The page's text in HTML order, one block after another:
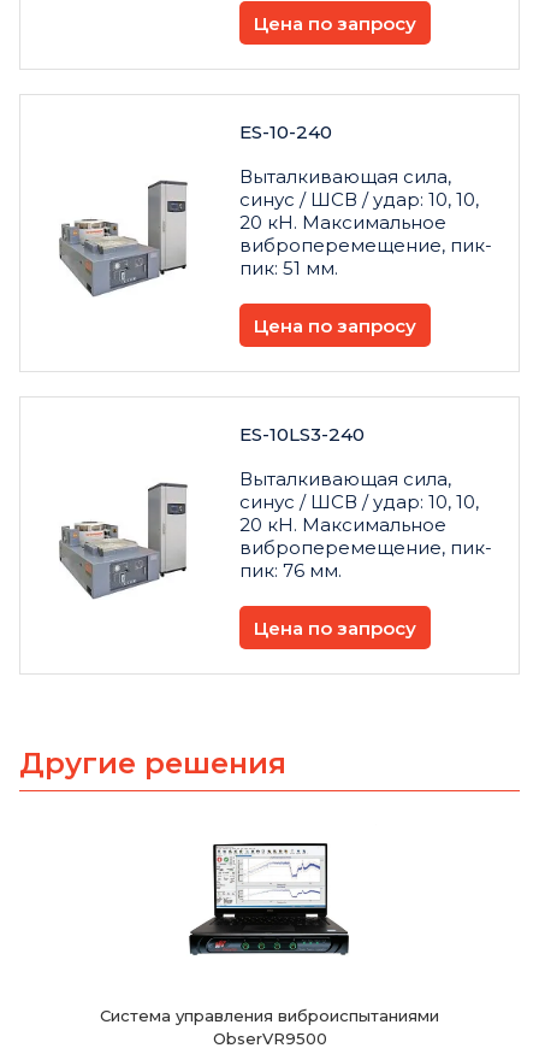
Цена по запросу
ES-10-240
Выталкивающая сила,
синус / ШСВ / удар: 10, 10,
20 кН. Максимальное
виброперемещение, пик-
пик: 51 мм.
Цена по запросу
ES-10LS3-240
Выталкивающая сила,
синус / ШСВ / удар: 10, 10,
20 кН. Максимальное
виброперемещение, пик-
пик: 76 мм.
Цена по запросу
Другие решения
Система управления виброиспытаниями
ObserVR9500